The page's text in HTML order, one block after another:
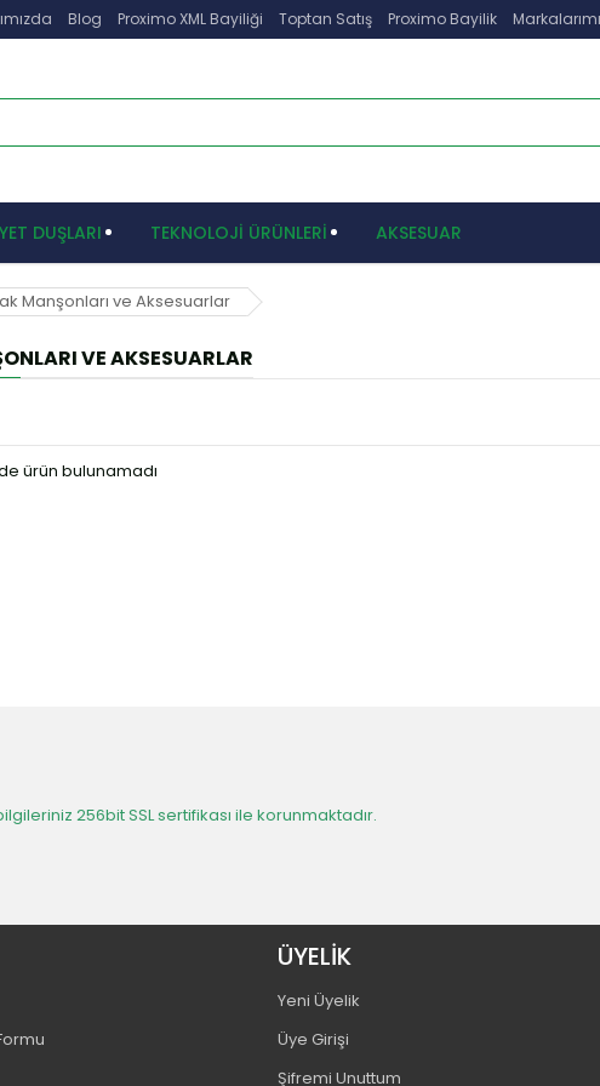
Blog Proximo XML Bayiliği Toptan Satış Proximo Bayilik
DUŞLARI TEKNOLOJİ ÜRÜNLERİ AKSESUAR
Manşonları ve Aksesuarlar
VE AKSESUARLAR
ürün bulunamadı
256bit SSL sertifikası ile korunmaktadır.
ÜYELİK
Yeni Üyelik
Üye Girişi
Şifremi Unuttum